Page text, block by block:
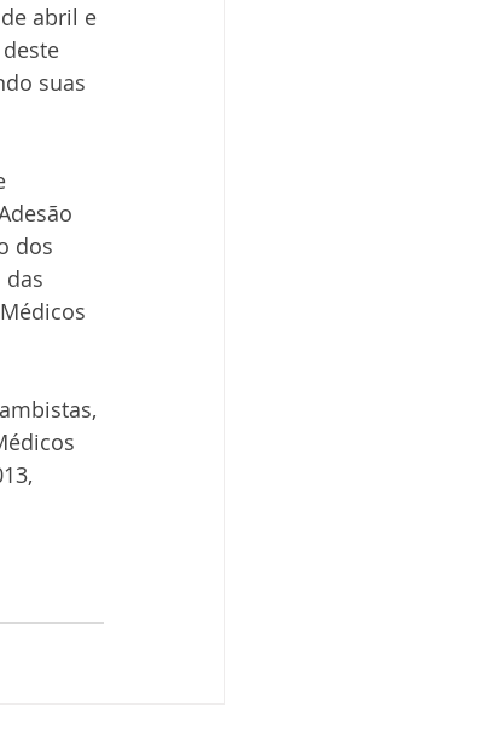
abril e
suas
dos